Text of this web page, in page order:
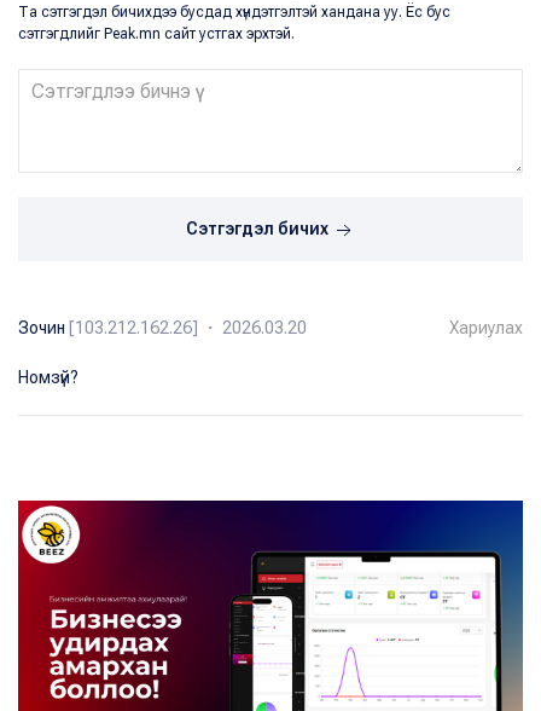
Та сэтгэгдэл бичихдээ бусдад хүндэтгэлтэй хандана уу. Ёс бус
сэтгэгдлийг Peak.mn сайт устгах эрхтэй.
Сэтгэгдэл бичих
Зочин [103.212.162.26] ・ 2026.03.20 Хариулах
Номзүй?